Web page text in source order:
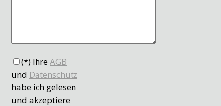
(*) IhreAGB
und Datenschutz
habe ich gelesen
und akzeptiere